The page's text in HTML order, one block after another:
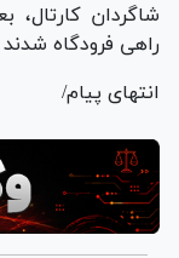
شاگردان کارتال،
راهی فرودگاه شدند
انتهای پیام/